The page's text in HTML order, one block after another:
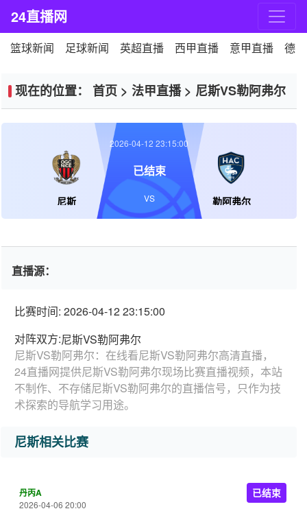
24直播网
篮球新闻 足球新闻 英超直播 西甲直播 意甲直播 德
现在的位置： 首页 > 法甲直播> 尼斯VS勒阿弗尔
尼斯 勒阿弗尔
2026-04-12 23:15:00
已结束
VS
直播源：
比赛时间: 2026-04-12 23:15:00
对阵双方:尼斯VS勒阿弗尔
尼斯VS勒阿弗尔：在线看尼斯VS勒阿弗尔高清直播，
24直播网提供尼斯VS勒阿弗尔现场比赛直播视频，本站
不制作、不存储尼斯VS勒阿弗尔的直播信号，只作为技
术探索的导航学习用途。
尼斯相关比赛
丹丙A
2026-04-06 20:00
已结束